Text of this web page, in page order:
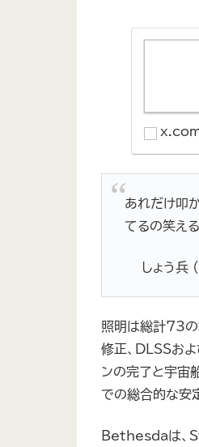
あれだけ叩
てるの笑える
— しょう
照明は総計73の
修正、DLSSお
ンの完了と宇宙
での総合的な安
Bethesdaは、